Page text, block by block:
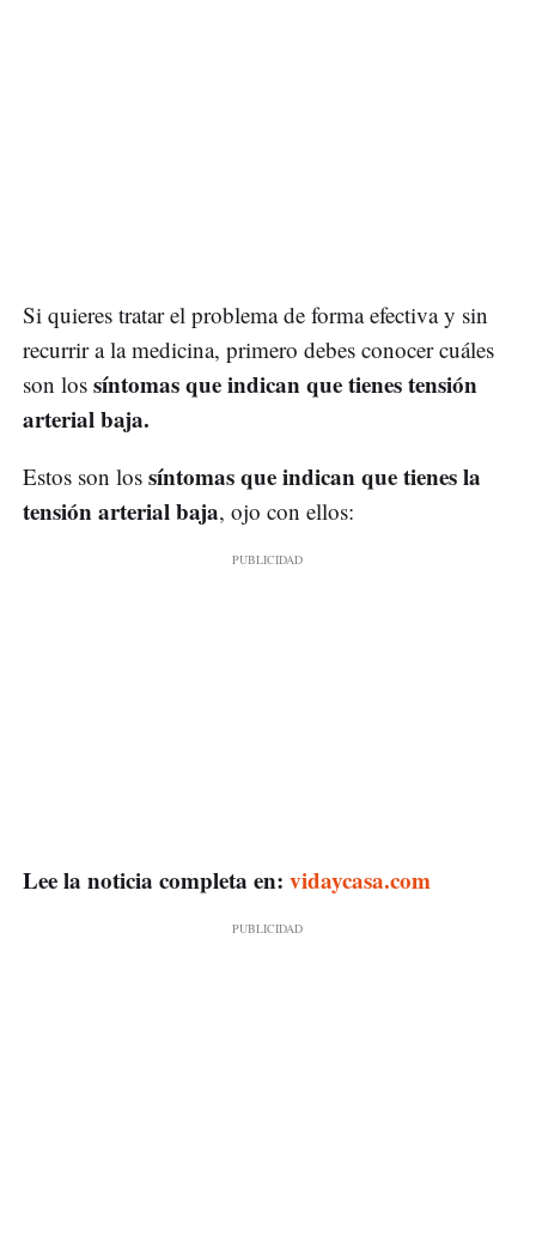
Si quieres tratar el problema de forma efectiva y sin
recurrir a la medicina, primero debes conocer cuáles
son los síntomas que indican que tienes tensión
arterial baja.
Estos son los síntomas que indican que tienes la
tensión arterial baja, ojo con ellos:
Lee la noticia completa en: vidaycasa.com